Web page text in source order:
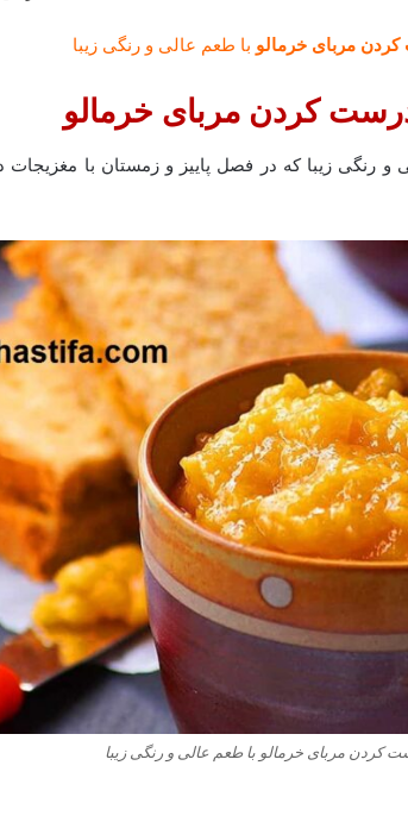
مربای خرمالو با طعم عالی و رنگی زیبا
کردن مربای خرمالو
زیبا که در فصل پاییز و زمستان با مغزیجات
کردن مربای خرمالو با طعم عالی و رنگی زیبا